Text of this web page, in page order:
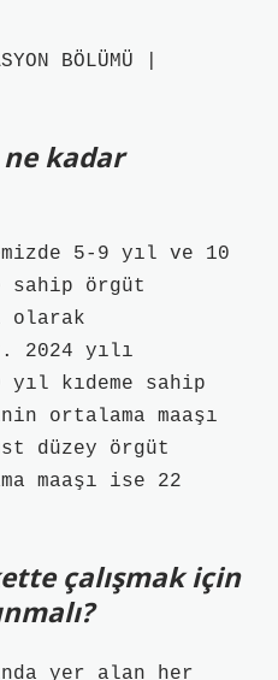
BÖLÜMÜ |
kadar
5-9 yıl ve 10
sahip örgüt
olarak
2024 yılı
kıdeme sahip
ortalama maaşı
düzey örgüt
maaşı ise 22
çalışmak için
yer alan her